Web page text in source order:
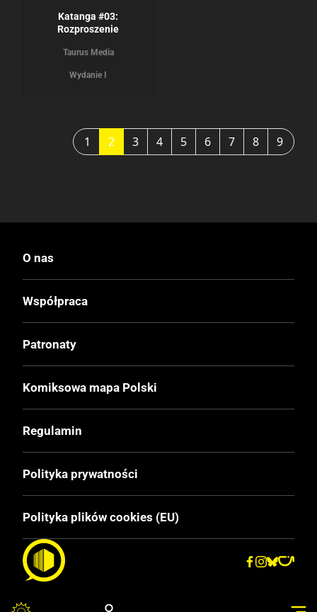
Katanga #03:
Rozproszenie
Taurus Media
Wydanie I
1 2 3 4 5 6 7 8 9
O nas
Współpraca
Patronaty
Komiksowa mapa Polski
Regulamin
Polityka prywatności
Polityka plików cookies (EU)